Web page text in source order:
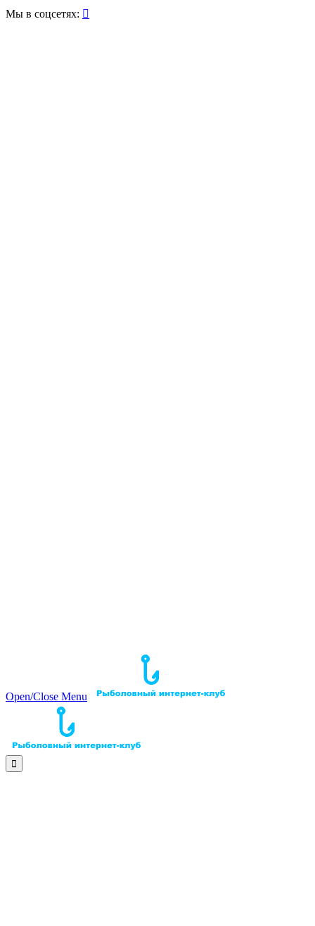
Мы в соцсетях: 
Open/Close Menu
